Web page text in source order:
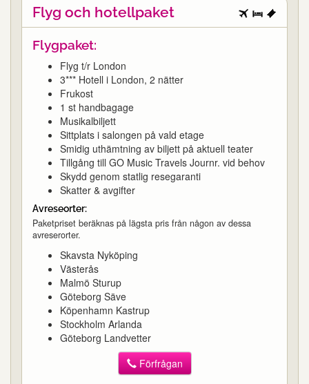
Flyg och hotellpaket
Flygpaket:
Flyg t/r London
3*** Hotell i London, 2 nätter
Frukost
1 st handbagage
Musikalbiljett
Sittplats i salongen på vald etage
Smidig uthämtning av biljett på aktuell teater
Tillgång till GO Music Travels Journr. vid behov
Skydd genom statlig resegaranti
Skatter & avgifter
Avreseorter:
Paketpriset beräknas på lägsta pris från någon av dessa
avreserorter.
Skavsta Nyköping
Västerås
Malmö Sturup
Göteborg Säve
Köpenhamn Kastrup
Stockholm Arlanda
Göteborg Landvetter
Förfrågan